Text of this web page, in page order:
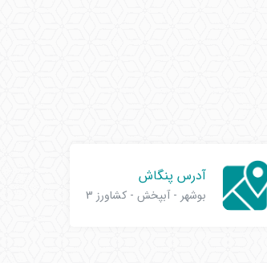
آدرس پنگاش
بوشهر - آبپخش - کشاورز 3